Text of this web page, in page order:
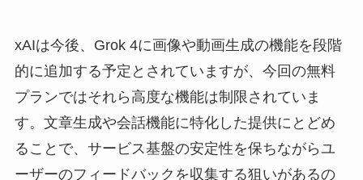
xAIは今後、Grok 4に画像や動画生成の機能を段階
的に追加する予定とされていますが、今回の無料
プランではそれら高度な機能は制限されていま
す。文章生成や会話機能に特化した提供にとどめ
ることで、サービス基盤の安定性を保ちながらユ
ーザーのフィードバックを収集する狙いがあるの